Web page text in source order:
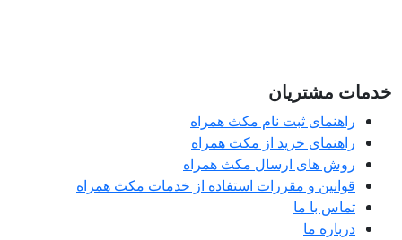
مشتریان
راهنمای ثبت نام مکث همراه
راهنمای خرید از مکث همراه
روش های ارسال مکث همراه
قوانین و مقررات استفاده از خدمات مکث همراه
تماس با ما
درباره ما